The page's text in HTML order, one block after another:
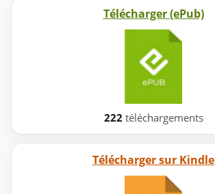
Télécharger (ePub)
222 téléchargements
Télécharger sur Kindle